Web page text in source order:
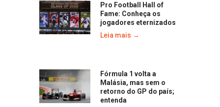
Pro Football Hall of
Fame: Conheça os
jogadores eternizados
Leia mais →
Fórmula 1 volta a
Malásia, mas sem o
retorno do GP do país;
entenda